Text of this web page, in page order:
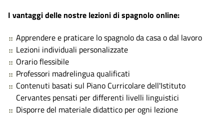
I vantaggi delle nostre lezioni di spagnolo online:
Apprendere e praticare lo spagnolo da casa o dal lavoro
Lezioni individuali personalizzate
Orario flessibile
Professori madrelingua qualificati
Contenuti basati sul Piano Curricolare dell'Istituto
Cervantes pensati per differenti livelli linguistici
Disporre del materiale didattico per ogni lezione